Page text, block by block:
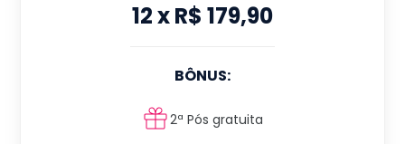
12xR$ 179,90
BÔNUS:
2ª Pós gratuita